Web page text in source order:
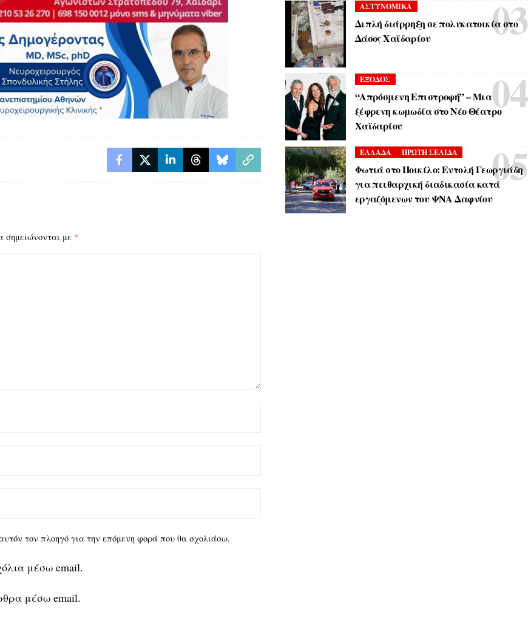
σημειώνονται με *
τον πλοηγό για την επόμενη φορά που θα σχολιάσω.
μέσω email.
μέσω email.
ΑΣΤΥΝΟΜΙΚΑ
Διπλή διάρρηξη σε πολυκατοικία στο
Δάσος Χαϊδαρίου
ΕΞΟΔΟΣ
“Απρόσμενη Επιστροφή” – Μια
ξέφρενη κωμωδία στο Νέο Θέατρο
Χαϊδαρίου
ΕΛΛΑΔΑ ΠΡΩΤΗ ΣΕΛΙΔΑ
Φωτιά στο Ποικίλο: Εντολή Γεωργιάδη
για πειθαρχική διαδικασία κατά
εργαζόμενων του ΨΝΑ Δαφνίου